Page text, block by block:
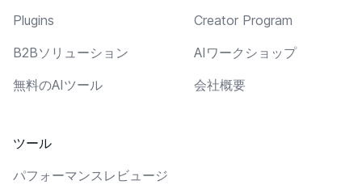
Plugins
B2Bソリューション
無料のAIツール
ツール
パフォーマンスレビュージ
Creator Program
AIワークショップ
会社概要